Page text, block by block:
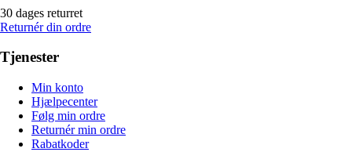
30 dages returret
Returnér din ordre
Tjenester
Min konto
Hjælpecenter
Følg min ordre
Returnér min ordre
Rabatkoder